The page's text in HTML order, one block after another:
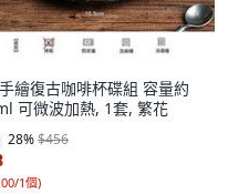
繪復古咖啡杯碟組 容量約
可微波加熱, 1套, 繁花
28%$456
1個)